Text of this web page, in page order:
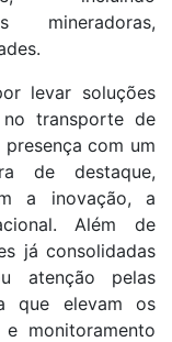
mineradoras,
levar soluções
transporte de
com um
de destaque,
a inovação, a
Além de
já consolidadas
atenção pelas
que elevam os
monitoramento